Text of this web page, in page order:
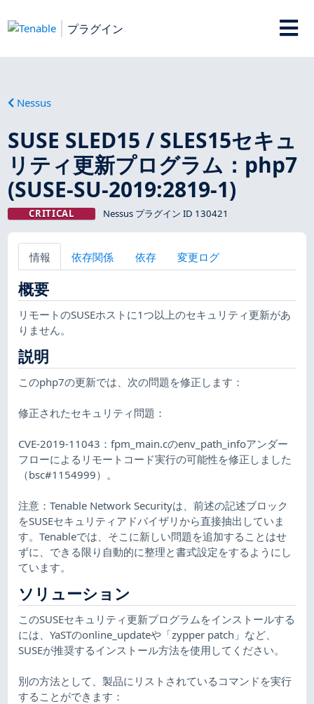
プラグイン
Nessus
SUSE SLED15 / SLES15セキュ
リティ更新プログラム：php7
(SUSE-SU-2019:2819-1)
CRITICAL Nessus プラグイン ID 130421
情報 依存関係 依存 変更ログ
概要
リモートのSUSEホストに1つ以上のセキュリティ更新があ
りません。
説明
このphp7の更新では、次の問題を修正します：
修正されたセキュリティ問題：
CVE-2019-11043：fpm_main.cのenv_path_infoアンダー
フローによるリモートコード実行の可能性を修正しました
（bsc#1154999）。
注意：Tenable Network Securityは、前述の記述ブロック
をSUSEセキュリティアドバイザリから直接抽出していま
す。Tenableでは、そこに新しい問題を追加することはせ
ずに、できる限り自動的に整理と書式設定をするようにし
ています。
ソリューション
このSUSEセキュリティ更新プログラムをインストールする
には、YaSTのonline_updateや「zypper patch」など、
SUSEが推奨するインストール方法を使用してください。
別の方法として、製品にリストされているコマンドを実行
することができます：